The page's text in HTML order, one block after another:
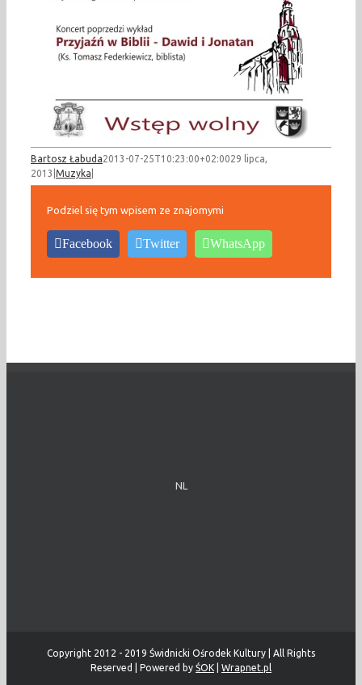
Bartosz Łabuda2013-07-25T10:23:00+02:0029 lipca,
2013 Muzyka
Podziel się tym wpisem ze znajomymi
Facebook Twitter WhatsApp
NL
Copyright 2012 - 2019 Świdnicki Ośrodek Kultury | All Rights
Reserved | Powered by ŚOK Wrapnet.pl